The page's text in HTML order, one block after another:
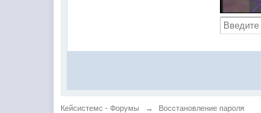
Кейсистемс - Форумы → Восстановление пароля